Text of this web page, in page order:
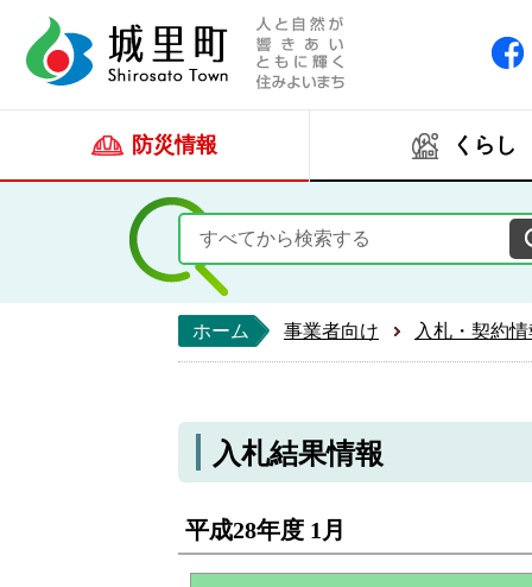
防災情報 くらし
ホーム 事業者向け 入札・契約
入札結果情報
平成28年度 1月